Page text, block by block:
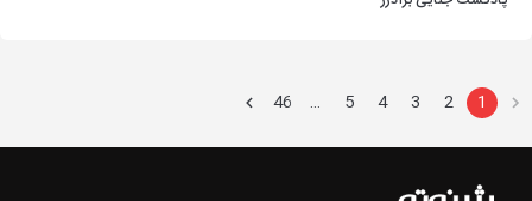
1
2
3
4
5
…
46